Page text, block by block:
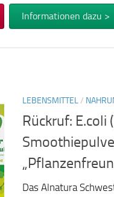
Informationen dazu >
LEBENSMITTEL/
Rückruf: E.coli
Das Alnatura